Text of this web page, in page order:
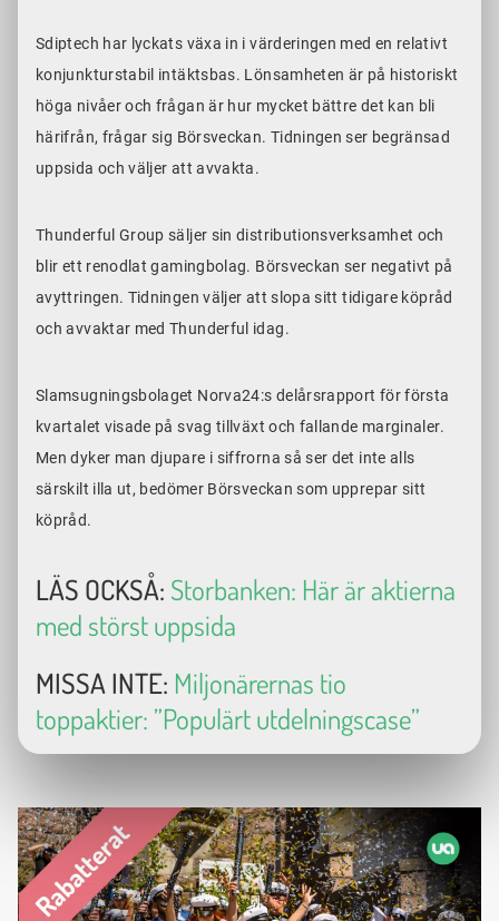
Sdiptech har lyckats växa in i värderingen med en relativt
konjunkturstabil intäktsbas. Lönsamheten är på historiskt
höga nivåer och frågan är hur mycket bättre det kan bli
härifrån, frågar sig Börsveckan. Tidningen ser begränsad
uppsida och väljer att avvakta.
Thunderful Group säljer sin distributionsverksamhet och
blir ett renodlat gamingbolag. Börsveckan ser negativt på
avyttringen. Tidningen väljer att slopa sitt tidigare köpråd
och avvaktar med Thunderful idag.
Slamsugningsbolaget Norva24:s delårsrapport för första
kvartalet visade på svag tillväxt och fallande marginaler.
Men dyker man djupare i siffrorna så ser det inte alls
särskilt illa ut, bedömer Börsveckan som upprepar sitt
köpråd.
LÄS OCKSÅ: Storbanken: Här är aktierna
med störst uppsida
MISSA INTE: Miljonärernas tio
toppaktier: ”Populärt utdelningscase”